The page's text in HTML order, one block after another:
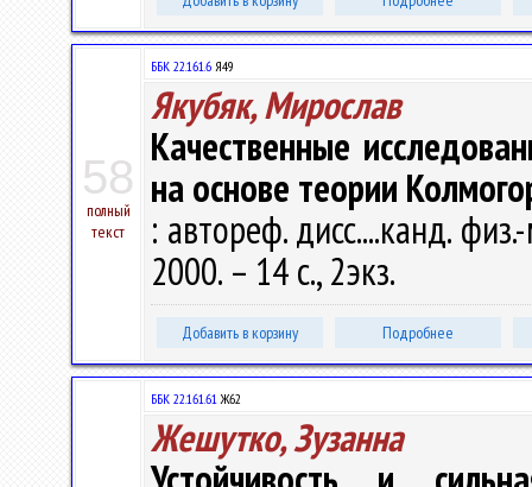
58
полный
текст
ББК 22.161.6 Я49
Якубяк, Мирослав
Качественные
на основе теории
: автореф. дисс....канд.
2000. – 14 с., 2экз.
Добавить в корзину Подробнее
ББК 22.161.61Ж62
Жешутко, Зузанна